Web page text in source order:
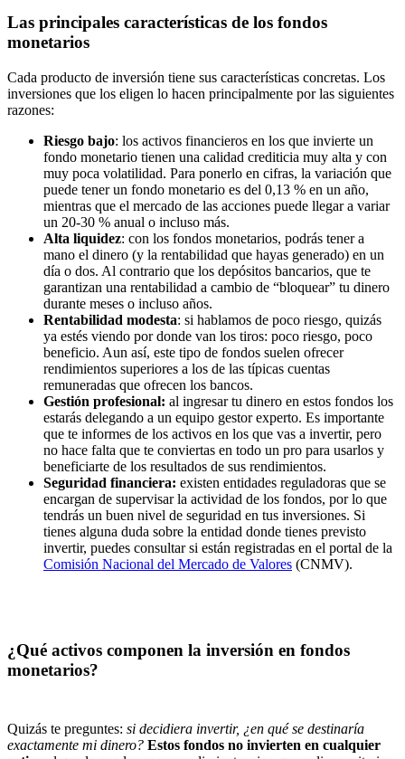
Las principales características de los fondos
monetarios
Cada producto de inversión tiene sus características concretas. Los
inversiones que los eligen lo hacen principalmente por las siguientes
razones:
Riesgo bajo: los activos financieros en los que invierte un
fondo monetario tienen una calidad crediticia muy alta y con
muy poca volatilidad. Para ponerlo en cifras, la variación que
puede tener un fondo monetario es del 0,13 % en un año,
mientras que el mercado de las acciones puede llegar a variar
un 20-30 % anual o incluso más.
Alta liquidez: con los fondos monetarios, podrás tener a
mano el dinero (y la rentabilidad que hayas generado) en un
día o dos. Al contrario que los depósitos bancarios, que te
garantizan una rentabilidad a cambio de “bloquear” tu dinero
durante meses o incluso años.
Rentabilidad modesta: si hablamos de poco riesgo, quizás
ya estés viendo por donde van los tiros: poco riesgo, poco
beneficio. Aun así, este tipo de fondos suelen ofrecer
rendimientos superiores a los de las típicas cuentas
remuneradas que ofrecen los bancos.
Gestión profesional: al ingresar tu dinero en estos fondos los
estarás delegando a un equipo gestor experto. Es importante
que te informes de los activos en los que vas a invertir, pero
no hace falta que te conviertas en todo un pro para usarlos y
beneficiarte de los resultados de sus rendimientos.
Seguridad financiera: existen entidades reguladoras que se
encargan de supervisar la actividad de los fondos, por lo que
tendrás un buen nivel de seguridad en tus inversiones. Si
tienes alguna duda sobre la entidad donde tienes previsto
invertir, puedes consultar si están registradas en el portal de la
Comisión Nacional del Mercado de Valores (CNMV).
¿Qué activos componen la inversión en fondos
monetarios?
Quizás te preguntes: si decidiera invertir, ¿en qué se destinaría
exactamente mi dinero? Estos fondos no invierten en cualquier